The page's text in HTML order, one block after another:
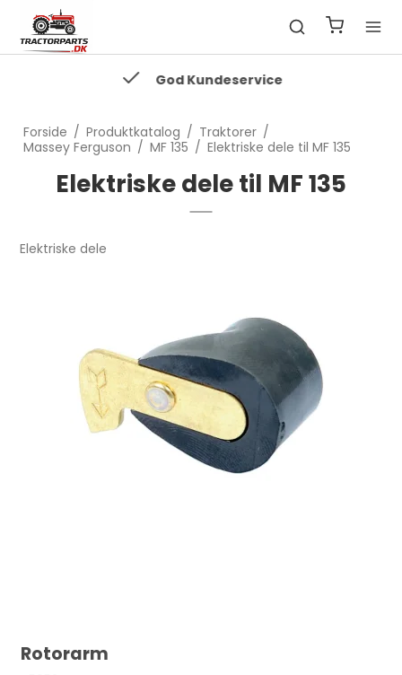
God Kundeservice
Forside / Produktkatalog / Traktorer /
Massey Ferguson / MF 135 / Elektriske dele til MF 135
Elektriske dele til MF 135
Elektriske dele
Rotorarm